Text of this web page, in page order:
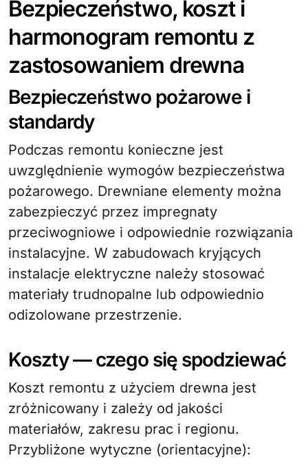
Bezpieczeństwo, koszt i
harmonogram remontu z
zastosowaniem drewna
Bezpieczeństwo pożarowe i
standardy
Podczas remontu konieczne jest
uwzględnienie wymogów bezpieczeństwa
pożarowego. Drewniane elementy można
zabezpieczyć przez impregnaty
przeciwogniowe i odpowiednie rozwiązania
instalacyjne. W zabudowach kryjących
instalacje elektryczne należy stosować
materiały trudnopalne lub odpowiednio
odizolowane przestrzenie.
Koszty — czego się spodziewać
Koszt remontu z użyciem drewna jest
zróżnicowany i zależy od jakości
materiałów, zakresu prac i regionu.
Przybliżone wytyczne (orientacyjne):